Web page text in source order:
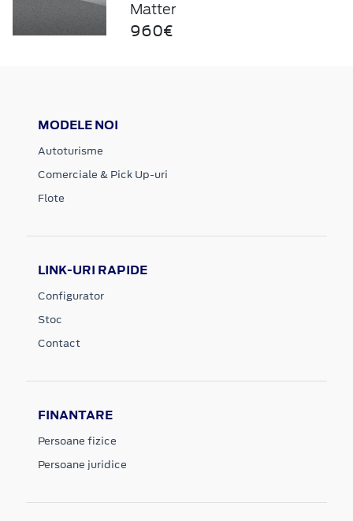
Matter
960€
MODELE NOI
Autoturisme
Comerciale & Pick Up-uri
Flote
LINK-URI RAPIDE
Configurator
Stoc
Contact
FINANTARE
Persoane fizice
Persoane juridice